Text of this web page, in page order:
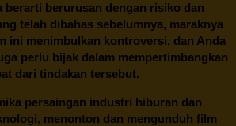
berarti berurusan dengan risiko dan
telah dibahas sebelumnya, maraknya
ini menimbulkan kontroversi, dan Anda
perlu bijak dalam mempertimbangkan
dari tindakan tersebut.
persaingan industri hiburan dan
menonton dan mengunduh film